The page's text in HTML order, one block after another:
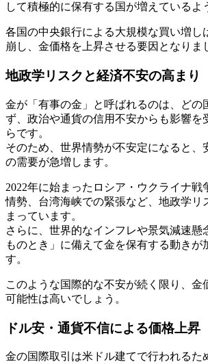
して積極的に保有する国が増えているよ
各国の中央銀行による大規模な買い増し
崩し、金価格を上昇させる要因となりま
地政学リスクと経済不安の高まり
金が「有事の金」と呼ばれるのは、どの
ず、政治や通貨の信用不安からも影響を
らです。
そのため、世界情勢が不安定になると、
の需要が急増します。
2022年に始まったロシア・ウクライナ戦
情勢、台湾海峡での緊張など、地政学リ
まっています。
さらに、世界的なインフレや景気減速懸
ものとき」に備えて金を保有する動きが
す。
このような国際的な不安が続く限り、金
可能性は高いでしょう。
ドル安・通貨不信による価格上昇
金の国際取引は米ドル建てで行われるた